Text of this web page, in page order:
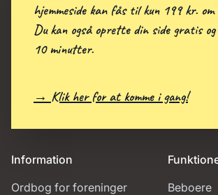
Information
Ordbog for foreninger
Beboere
hjemmeside kan fås til kun 199 kr. om
Du kan også oprette din side gratis
10 minutter.
→ Klik her for at komme i gang!